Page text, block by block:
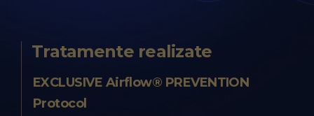
Tratamente realizate
EXCLUSIVE Airflow® PREVENTION
Protocol